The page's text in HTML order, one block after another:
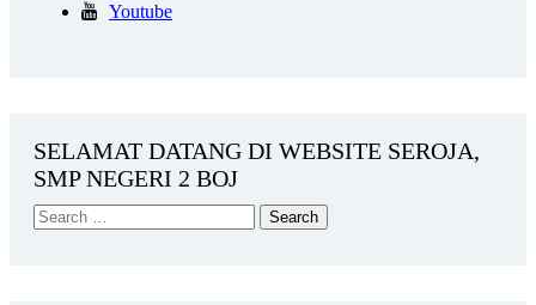
Youtube
SELAMAT DATANG DI WEBSITE SEROJA,
SMP NEGERI 2 BOJ